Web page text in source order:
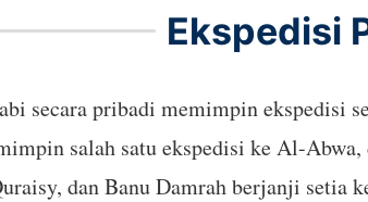
Ekspedisi
secara pribadi memimpin ekspedisi
salah satu ekspedisi ke Al-
dan Banu Damrah berjanji setia